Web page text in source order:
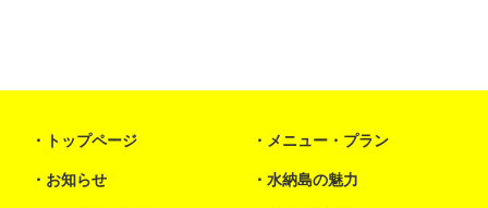
トップページ メニュー・プラン
お知らせ 水納島の魅力